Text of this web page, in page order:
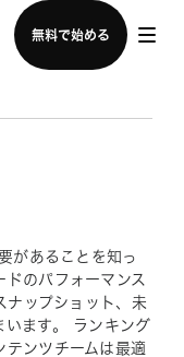
無料で始める
せる
があることを知っ
ドのパフォーマンス
ナップショット、未
います。 ランキング
テンツチームは最適